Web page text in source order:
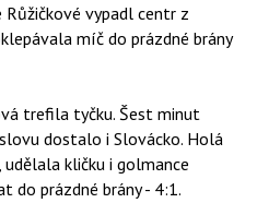
Růžičkové vypadl centr z
míč do prázdné brány
trefila tyčku. Šest minut
dostalo i Slovácko. Holá
kličku i golmance
do prázdné brány - 4:1.